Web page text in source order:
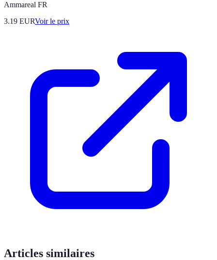
Ammareal FR
3.19 EURVoir le prix
Articles similaires